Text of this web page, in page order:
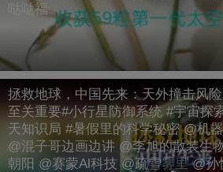
哒哒福
拯救地球，中国先来：天外撞击风
至关重要#小行星防御系统 #宇宙探
天知识局 #暑假里的科学秘密 @机
@混子哥边画边讲 @李旭的散装生
朝阳 @赛蒙Al科技 @疏雪雾里 @